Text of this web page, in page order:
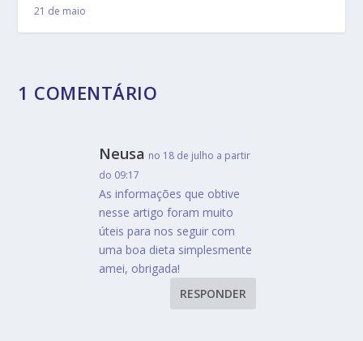
21 de maio
1 COMENTÁRIO
Neusa no 18 de julho a partir
do 09:17
As informações que obtive
nesse artigo foram muito
úteis para nos seguir com
uma boa dieta simplesmente
amei, obrigada!
RESPONDER